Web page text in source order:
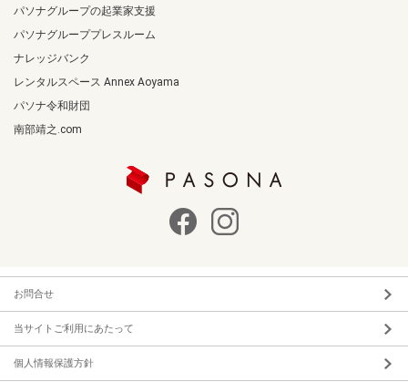
パソナグループの起業家支援
パソナグループプレスルーム
ナレッジバンク
レンタルスペース Annex Aoyama
パソナ令和財団
南部靖之.com
お問合せ
当サイトご利用にあたって
個人情報保護方針